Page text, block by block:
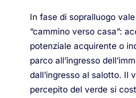
In fase di sopralluogo
“cammino verso casa”:
potenziale acquirente o
parco all’ingresso
dall’ingresso al salotto. Il
percepito del verde si